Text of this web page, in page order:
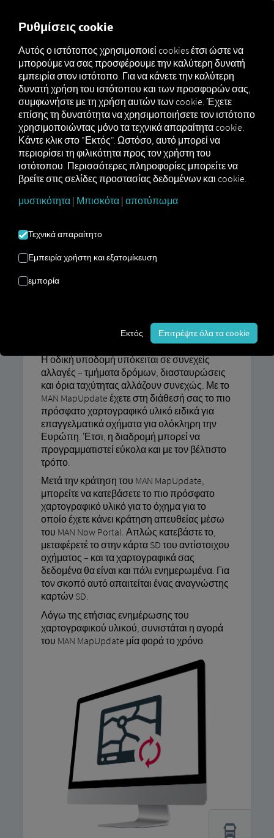
Marketplace
MAN
DigitalServices
MAN
Now
MAN
MapUpdate
Το MAN MapUpdate διατίθεται μόνο ως
έκδοση για λήψη και όχι μέσω ασύρματης
ενημέρωσης.
Εγγραφείτε και κάντε κράτηση τώρα
MAN MAPUPDATE
επαγγελματικά οχήματα
Η οδική υποδομή υπόκειται σε συνεχείς
αλλαγές – τμήματα δρόμων, διασταυρώσεις
και όρια ταχύτητας αλλάζουν συνεχώς. Με το
MAN MapUpdate έχετε στη διάθεσή σας το πιο
πρόσφατο χαρτογραφικό υλικό ειδικά για
επαγγελματικά οχήματα για ολόκληρη την
Ευρώπη. Έτσι, η διαδρομή μπορεί να
προγραμματιστεί εύκολα και με τον βέλτιστο
τρόπο.
Μετά την κράτηση του MAN MapUpdate,
μπορείτε να κατεβάσετε το πιο πρόσφατο
χαρτογραφικό υλικό για το όχημα για το
οποίο έχετε κάνει κράτηση απευθείας μέσω
του MAN Now Portal. Απλώς κατεβάστε το,
μεταφέρετέ το στην κάρτα SD του αντίστοιχου
οχήματος – και τα χαρτογραφικά σας
δεδομένα θα είναι και πάλι ενημερωμένα. Για
τον σκοπό αυτό απαιτείται ένας αναγνώστης
καρτών SD.
Λόγω της ετήσιας ενημέρωσης του
χαρτογραφικού υλικού, συνιστάται η αγορά
του MAN MapUpdate μία φορά το χρόνο.
Ρυθμίσεις cookie
Αυτός ο ιστότοπος χρησιμοποιεί cookies έτσι ώστε να
μπορούμε να σας προσφέρουμε την καλύτερη δυνατή
εμπειρία στον ιστότοπο. Για να κάνετε την καλύτερη
δυνατή χρήση του ιστότοπου και των προσφορών σας,
συμφωνήστε με τη χρήση αυτών των cookie. Έχετε
επίσης τη δυνατότητα να χρησιμοποιήσετε τον ιστότοπο
χρησιμοποιώντας μόνο τα τεχνικά απαραίτητα cookie.
Κάντε κλικ στο "Εκτός". Ωστόσο, αυτό μπορεί να
περιορίσει τη φιλικότητα προς τον χρήστη του
ιστότοπου. Περισσότερες πληροφορίες μπορείτε να
βρείτε στις σελίδες προστασίας δεδομένων και cookie.
μυστικότητα | Μπισκότα | αποτύπωμα
Τεχνικά απαραίτητο
Εμπειρία χρήστη και εξατομίκευση
εμπορία
Εκτός Επιτρέψτε όλα τα cookie